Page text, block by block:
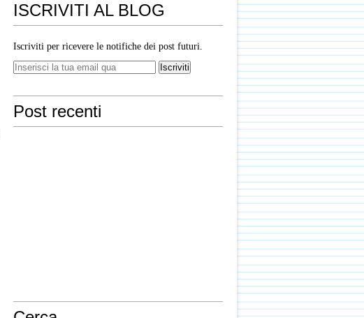
ISCRIVITI AL BLOG
Iscriviti per ricevere le notifiche dei post futuri.
Post recenti